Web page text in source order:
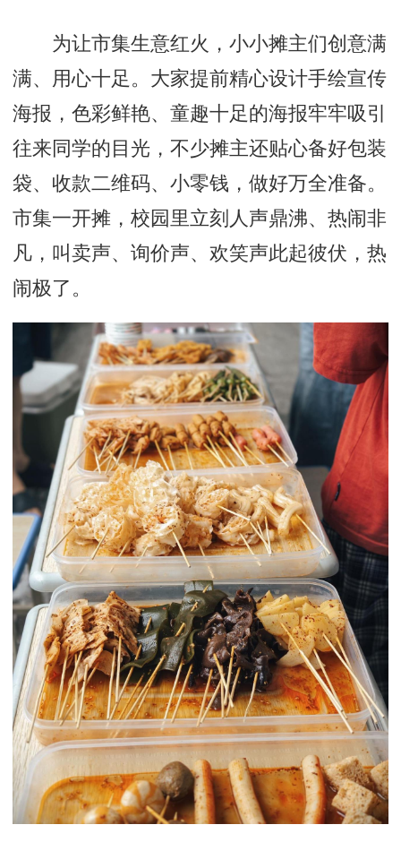
为让市集生意红火，小小摊主们创意满
满、用心十足。大家提前精心设计手绘宣传
海报，色彩鲜艳、童趣十足的海报牢牢吸引
往来同学的目光，不少摊主还贴心备好包装
袋、收款二维码、小零钱，做好万全准备。
市集一开摊，校园里立刻人声鼎沸、热闹非
凡，叫卖声、询价声、欢笑声此起彼伏，热
闹极了。